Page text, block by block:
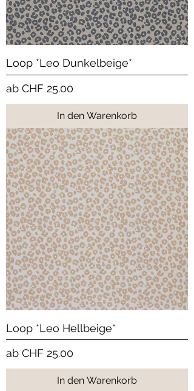
Loop *Leo Dunkelbeige*
ab CHF 25.00
Sale-Preis
In den Warenkorb
Loop *Leo Hellbeige*
ab CHF 25.00
Sale-Preis
In den Warenkorb